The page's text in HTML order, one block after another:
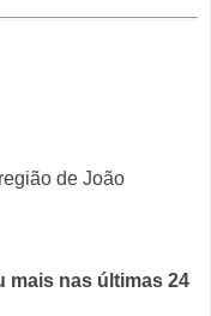
de João
mais nas últimas 24